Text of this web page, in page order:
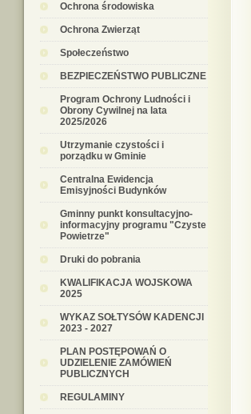
Ochrona środowiska
Ochrona Zwierząt
Społeczeństwo
BEZPIECZEŃSTWO PUBLICZNE
Program Ochrony Ludności i
Obrony Cywilnej na lata
2025/2026
Utrzymanie czystości i
porządku w Gminie
Centralna Ewidencja
Emisyjności Budynków
Gminny punkt konsultacyjno-
informacyjny programu "Czyste
Powietrze"
Druki do pobrania
KWALIFIKACJA WOJSKOWA
2025
WYKAZ SOŁTYSÓW KADENCJI
2023 - 2027
PLAN POSTĘPOWAŃ O
UDZIELENIE ZAMÓWIEŃ
PUBLICZNYCH
REGULAMINY